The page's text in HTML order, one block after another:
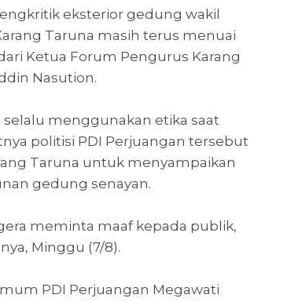
eksterior gedung wakil
Taruna masih terus menuai
Ketua Forum Pengurus Karang
Nasution.
menggunakan etika saat
politisi PDI Perjuangan tersebut
Taruna untuk menyampaikan
gedung senayan.
meminta maaf kepada publik,
Minggu (7/8).
PDI Perjuangan Megawati